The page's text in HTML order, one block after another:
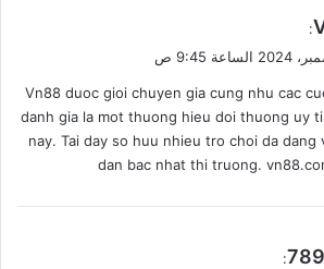
:
Vn88 duoc gioi chuyen gia cung nhu cac
danh gia la mot thuong hieu doi thuong uy
nay. Tai day so huu nhieu tro choi da dang
dan bac nhat thi truong.
: